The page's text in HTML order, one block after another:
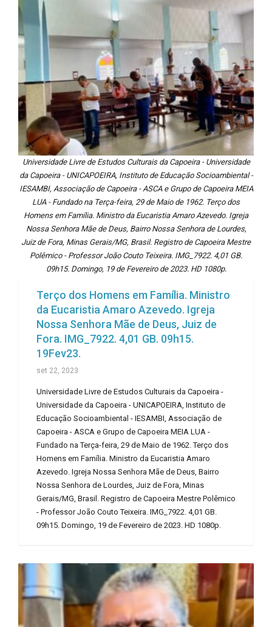
Universidade Livre de Estudos Culturais da Capoeira - Universidade
da Capoeira - UNICAPOEIRA, Instituto de Educação Socioambiental -
IESAMBI, Associação de Capoeira - ASCA e Grupo de Capoeira MEIA
LUA - Fundado na Terça-feira, 29 de Maio de 1962. Terço dos
Homens em Família. Ministro da Eucaristia Amaro Azevedo. Igreja
Nossa Senhora Mãe de Deus, Bairro Nossa Senhora de Lourdes,
Juiz de Fora, Minas Gerais/MG, Brasil. Registro de Capoeira Mestre
Polêmico - Professor João Couto Teixeira. IMG_7922. 4,01 GB.
09h15. Domingo, 19 de Fevereiro de 2023. HD 1080p.
Terço dos Homens em Família. Ministro
da Eucaristia Amaro Azevedo. Igreja
Nossa Senhora Mãe de Deus, Juiz de
Fora. IMG_7922. 4,01 GB. 09h15.
19Fev23.
set 22, 2023
Universidade Livre de Estudos Culturais da Capoeira -
Universidade da Capoeira - UNICAPOEIRA, Instituto de
Educação Socioambiental - IESAMBI, Associação de
Capoeira - ASCA e Grupo de Capoeira MEIA LUA -
Fundado na Terça-feira, 29 de Maio de 1962. Terço dos
Homens em Família. Ministro da Eucaristia Amaro
Azevedo. Igreja Nossa Senhora Mãe de Deus, Bairro
Nossa Senhora de Lourdes, Juiz de Fora, Minas
Gerais/MG, Brasil. Registro de Capoeira Mestre Polêmico
- Professor João Couto Teixeira. IMG_7922. 4,01 GB.
09h15. Domingo, 19 de Fevereiro de 2023. HD 1080p.